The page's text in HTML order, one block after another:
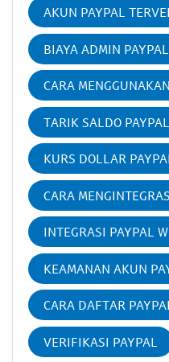
AKUN PAYPAL
BIAYA ADMIN PAYPAL
CARA
TARIK SALDO PAYPAL
KURS DOLLAR
CARA
INTEGRASI PAYPAL
KEAMANAN AKUN
CARA DAFTAR
VERIFIKASI PAYPAL